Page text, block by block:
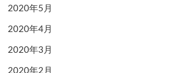
2020年5月
2020年4月
2020年3月
2020年2月